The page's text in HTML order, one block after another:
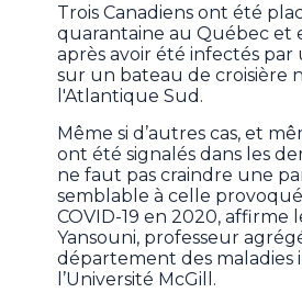
Trois Canadiens ont été
quarantaine au Québec et
après avoir été infectés
sur un bateau de croisière
l'Atlantique Sud.
Même si d’autres cas, et
ont été signalés dans les
ne faut pas craindre une
semblable à celle
COVID-19 en 2020, affirme
Yansouni, professeur
département des maladies
l’Université McGill.